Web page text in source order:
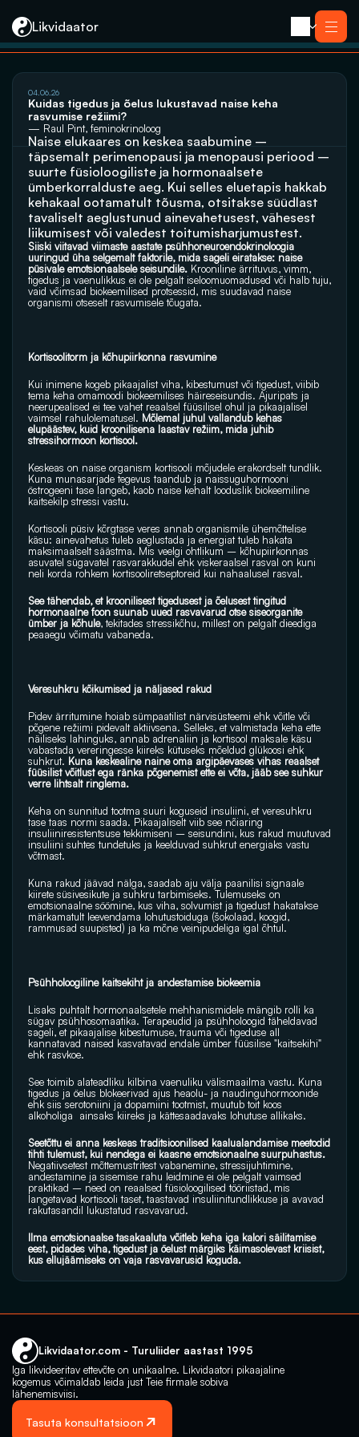
Likvidaator
Teenused
Likvideerimine koos müügiga
Likvideerimine
Saneerimine
Pankrotimenetlus
E-residendi ettevõtte sulgemine
Kontakt
04.06.26
Kuidas tigedus ja õelus lukustavad naise keha
rasvumise režiimi?
— Raul Pint, feminokrinoloog
Naise elukaares on keskea saabumine –
täpsemalt perimenopausi ja menopausi periood –
suurte füsioloogiliste ja hormonaalsete
ümberkorralduste aeg. Kui selles eluetapis hakkab
kehakaal ootamatult tõusma, otsitakse süüdlast
tavaliselt aeglustunud ainevahetusest, vähesest
liikumisest või valedest toitumisharjumustest.
Siiski viitavad viimaste aastate psühhoneuroendokrinoloogia
uuringud üha selgemalt faktorile, mida sageli eiratakse: naise
püsivale emotsionaalsele seisundile. Krooniline ärrituvus, vimm,
tigedus ja vaenulikkus ei ole pelgalt iseloomuomadused või halb tuju,
vaid võimsad biokeemilised protsessid, mis suudavad naise
organismi otseselt rasvumisele tõugata.
Kortisoolitorm ja kõhupiirkonna rasvumine
Kui inimene kogeb pikaajalist viha, kibestumust või tigedust, viibib
tema keha omamoodi biokeemilises häireseisundis. Ajuripats ja
neerupealised ei tee vahet reaalsel füüsilisel ohul ja pikaajalisel
vaimsel rahulolematusel. Mõlemal juhul vallandub kehas
elupäästev, kuid kroonilisena laastav režiim, mida juhib
stressihormoon kortisool.
Keskeas on naise organism kortisooli mõjudele erakordselt tundlik.
Kuna munasarjade tegevus taandub ja naissuguhormooni
östrogeeni tase langeb, kaob naise kehalt looduslik biokeemiline
kaitsekilp stressi vastu.
Kortisooli püsiv kõrgtase veres annab organismile ühemõttelise
käsu: ainevahetus tuleb aeglustada ja energiat tuleb hakata
maksimaalselt säästma. Mis veelgi ohtlikum – kõhupiirkonnas
asuvatel sügavatel rasvarakkudel ehk viskeraalsel rasval on kuni
neli korda rohkem kortisooliretseptoreid kui nahaalusel rasval.
See tähendab, et kroonilisest tigedusest ja õelusest tingitud
hormonaalne foon suunab uued rasvavarud otse siseorganite
ümber ja kõhule, tekitades stressikõhu, millest on pelgalt dieediga
peaaegu võimatu vabaneda.
Veresuhkru kõikumised ja näljased rakud
Pidev ärritumine hoiab sümpaatilist närvisüsteemi ehk võitle või
põgene režiimi pidevalt aktiivsena. Selleks, et valmistada keha ette
näiliseks lahinguks, annab adrenaliin ja kortisool maksale käsu
vabastada vereringesse kiireks kütuseks mõeldud glükoosi ehk
suhkrut. Kuna keskealine naine oma argipäevases vihas reaalset
füüsilist võitlust ega ränka põgenemist ette ei võta, jääb see suhkur
verre lihtsalt ringlema.
Keha on sunnitud tootma suuri koguseid insuliini, et veresuhkru
tase taas normi saada. Pikaajaliselt viib see nõiaring
insuliiniresistentsuse tekkimiseni – seisundini, kus rakud muutuvad
insuliini suhtes tundetuks ja keelduvad suhkrut energiaks vastu
võtmast.
Kuna rakud jäävad nälga, saadab aju välja paanilisi signaale
kiirete süsivesikute ja suhkru tarbimiseks. Tulemuseks on
emotsionaalne söömine, kus viha, solvumist ja tigedust hakatakse
märkamatult leevendama lohutustoiduga (šokolaad, koogid,
rammusad suupisted) ja ka mõne veinipudeliga igal õhtul.
Psühholoogiline kaitsekiht ja andestamise biokeemia
Lisaks puhtalt hormonaalsetele mehhanismidele mängib rolli ka
sügav psühhosomaatika. Terapeudid ja psühholoogid täheldavad
sageli, et pikaajalise kibestumuse, trauma või tigeduse all
kannatavad naised kasvatavad endale ümber füüsilise "kaitsekihi"
ehk rasvkoe.
See toimib alateadliku kilbina vaenuliku välismaailma vastu. Kuna
tigedus ja öelus blokeerivad ajus heaolu- ja naudinguhormoonide
ehk siis serotoniini ja dopamiini tootmist, muutub toit koos
alkoholiga  ainsaks kiireks ja kättesaadavaks lohutuse allikaks.
Seetõttu ei anna keskeas traditsioonilised kaalualandamise meetodid
tihti tulemust, kui nendega ei kaasne emotsionaalne suurpuhastus.
Negatiivsetest mõttemustritest vabanemine, stressijuhtimine,
andestamine ja sisemise rahu leidmine ei ole pelgalt vaimsed
praktikad – need on reaalsed füsioloogilised tööriistad, mis
langetavad kortisooli taset, taastavad insuliinitundlikkuse ja avavad
rakutasandil lukustatud rasvavarud.
Ilma emotsionaalse tasakaaluta võitleb keha iga kalori säilitamise
eest, pidades viha, tigedust ja öelust märgiks käimasolevast kriisist,
kus ellujäämiseks on vaja rasvavarusid koguda.
Likvidaator.com - Turuliider aastast 1995
Iga likvideeritav ettevõte on unikaalne. Likvidaatori pikaajaline
kogemus võimaldab leida just Teie firmale sobiva
lähenemisviisi.
Tasuta konsultatsioon